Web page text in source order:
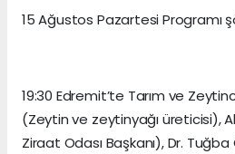
15 Ağustos Pazartesi Programı
19:30 Edremit’te Tarım ve
(Zeytin ve zeytinyağı üreticisi),
Ziraat Odası Başkanı), Dr.